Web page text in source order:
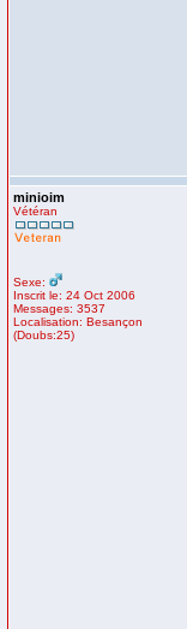
minioim
Vétéran
Sexe:
Inscrit le: 24 Oct 2006
Messages: 3537
Localisation: Besançon
(Doubs:25)